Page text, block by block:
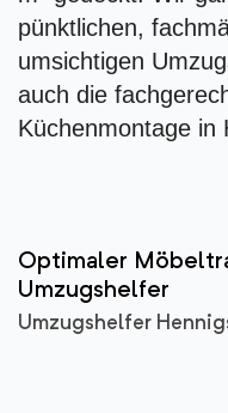
pünktlichen,
umsichtigen
auch die
Küchenmontage in
Optimaler
Umzugshelfer
Umzugshelfer